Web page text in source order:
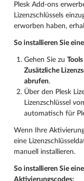
Plesk Add-ons
Lizenzschlüssels
erworben haben,
So installieren Sie
Gehen Sie zu
Zusätzliche
abrufen.
Über den Plesk
Lizenzschlüssel
automatisch für
Wenn Ihre
eine
manuell installieren.
So installieren Sie
Aktivierungscodes: